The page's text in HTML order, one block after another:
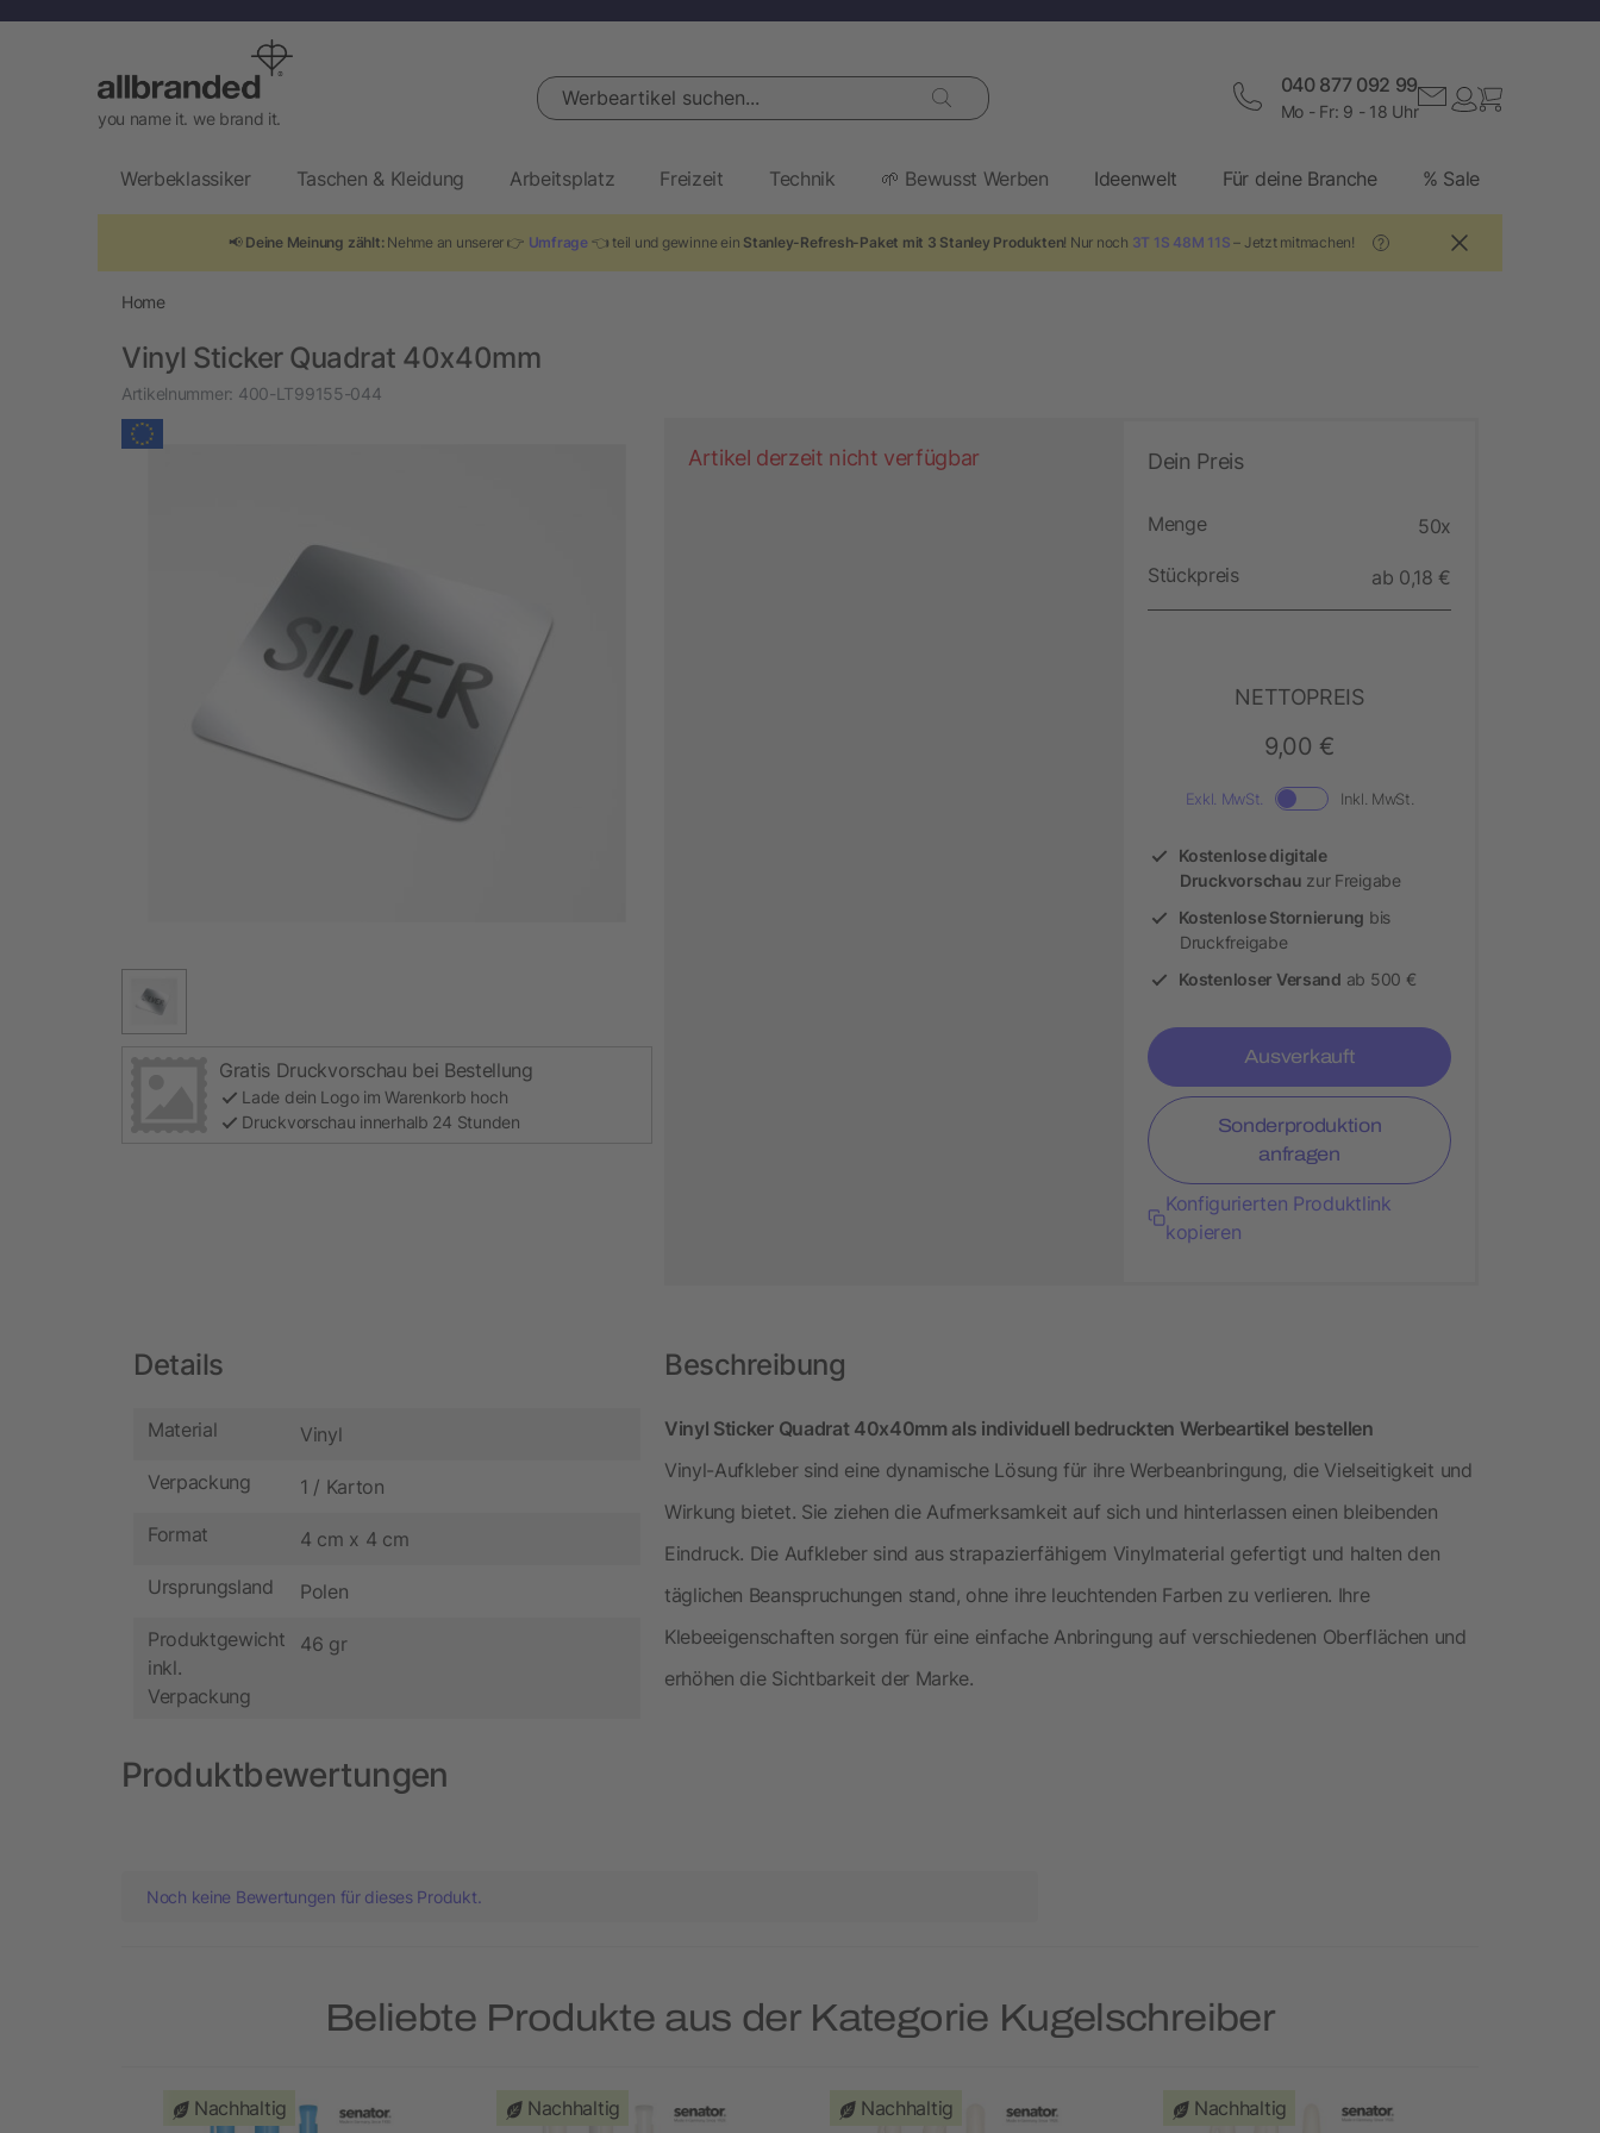
you name it. we brand it.
Werbeartikel suchen... 040 877 092 99
Mo - Fr: 9 - 18 Uhr
Werbeklassiker Taschen & Kleidung Arbeitsplatz Freizeit Technik 🌱 Bewusst Werben Ideenwelt Für deine Branche % Sale
📢 Deine Meinung zählt:Nehme an unserer 👉 Umfrage👈 teil und gewinne ein Stanley-Refresh-Paket mit 3 Stanley Produkten! Nur noch 3T 1S 48M 10S – Jetzt mitmachen! ?
Home
Vinyl Sticker Quadrat 40x40mm
Artikelnummer: 400-LT99155-044
Gratis Druckvorschau bei Bestellung
Lade dein Logo im Warenkorb hoch
Druckvorschau innerhalb 24 Stunden
Artikel derzeit nicht verfügbar Dein Preis
Menge 50x
Stückpreis ab 0,18 €
NETTOPREIS
9,00 €
Exkl. MwSt. Inkl. MwSt.
Kostenlose digitale
Druckvorschau zur Freigabe
Kostenlose Stornierung bis
Druckfreigabe
Kostenloser Versand ab 500 €
Ausverkauft
Sonderproduktion
anfragen
Konfigurierten Produktlink
kopieren
Details
Material Vinyl
Verpackung 1 / Karton
Format 4 cm x 4 cm
Ursprungsland Polen
Produktgewicht
inkl.
Verpackung
46 gr
Beschreibung
Vinyl Sticker Quadrat 40x40mm als individuell bedruckten Werbeartikel bestellen
Vinyl-Aufkleber sind eine dynamische Lösung für ihre Werbeanbringung, die Vielseitigkeit und
Wirkung bietet. Sie ziehen die Aufmerksamkeit auf sich und hinterlassen einen bleibenden
Eindruck. Die Aufkleber sind aus strapazierfähigem Vinylmaterial gefertigt und halten den
täglichen Beanspruchungen stand, ohne ihre leuchtenden Farben zu verlieren. Ihre
Klebeeigenschaften sorgen für eine einfache Anbringung auf verschiedenen Oberflächen und
erhöhen die Sichtbarkeit der Marke.
Produktbewertungen
Noch keine Bewertungen für dieses Produkt.
Beliebte Produkte aus der Kategorie Kugelschreiber
Nachhaltig Nachhaltig Nachhaltig Nachhaltig